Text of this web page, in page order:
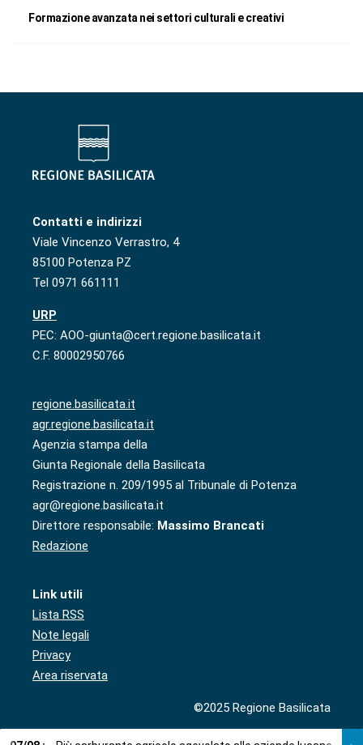
Formazione avanzata nei settori culturali e creativi
Contatti e indirizzi
Viale Vincenzo Verrastro, 4
85100 Potenza PZ
Tel 0971 661111
URP
PEC: AOO-giunta@cert.regione.basilicata.it
C.F. 80002950766
regione.basilicata.it
agr.regione.basilicata.it
Agenzia stampa della
Giunta Regionale della Basilicata
Registrazione n. 209/1995 al Tribunale di Potenza
agr@regione.basilicata.it
Direttore responsabile: Massimo Brancati
Redazione
Link utili
Lista RSS
Note legali
Privacy
Area riservata
©2025 Regione Basilicata